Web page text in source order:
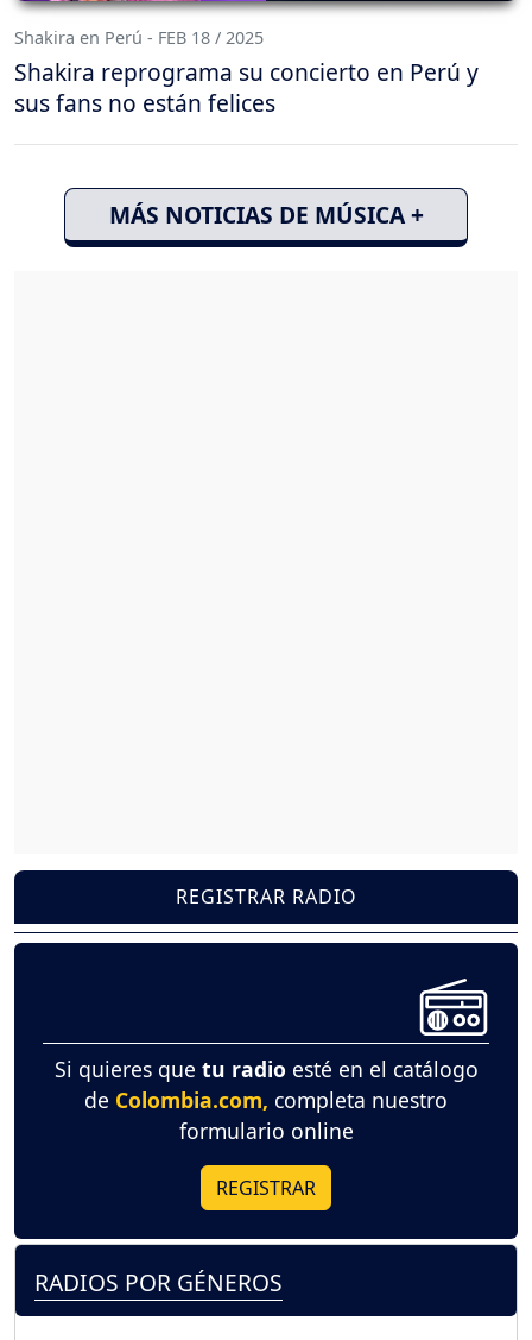
Shakira en Perú - FEB 18 / 2025
Shakira reprograma su concierto en Perú y
sus fans no están felices
MÁS NOTICIAS DE MÚSICA +
REGISTRAR RADIO
Si quieres que tu radio esté en el catálogo
de Colombia.com, completa nuestro
formulario online
REGISTRAR
RADIOS POR GÉNEROS